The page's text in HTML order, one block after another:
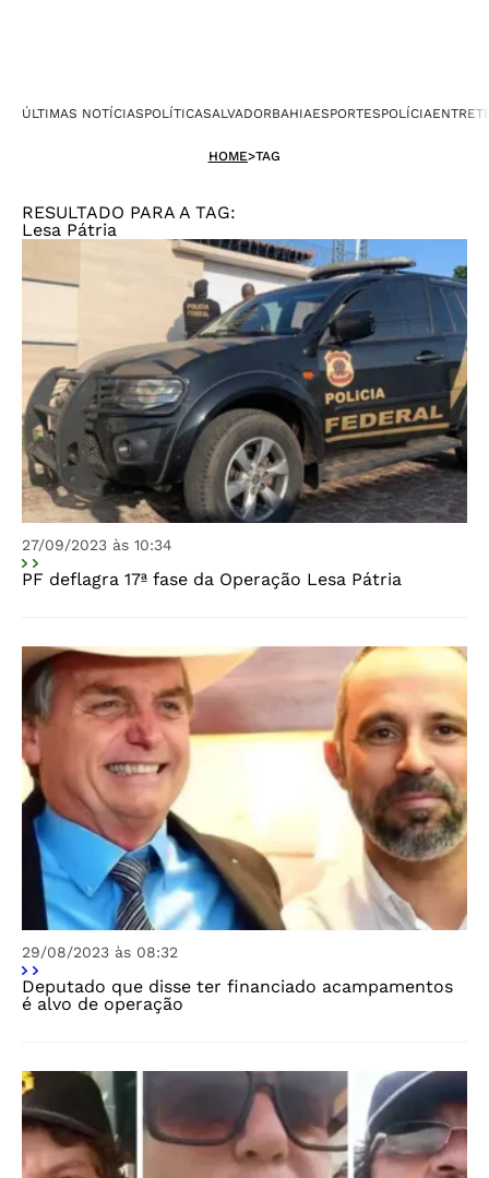
ÚLTIMAS NOTÍCIASPOLÍTICASALVADORBAHIAESPORTESPOLÍCIA
HOME>TAG
RESULTADO PARA A TAG:
Lesa Pátria
27/09/2023 às 10:34
PF deflagra 17ª fase da Operação Lesa Pátria
29/08/2023 às 08:32
Deputado que disse ter financiado acampamentos
é alvo de operação